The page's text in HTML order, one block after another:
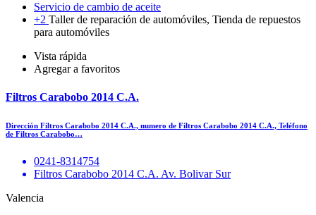
Servicio de cambio de aceite
+2 Taller de reparación de automóviles, Tienda de repuestos
para automóviles
Vista rápida
Agregar a favoritos
Filtros Carabobo 2014 C.A.
Dirección Filtros Carabobo 2014 C.A., numero de Filtros Carabobo 2014 C.A., Teléfono
de Filtros Carabobo…
0241-8314754
Filtros Carabobo 2014 C.A. Av. Bolivar Sur
Valencia